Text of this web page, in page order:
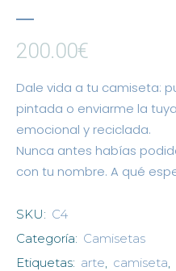
200.00€
Dale vida a tu camiseta:
pintada o enviarme la
emocional y reciclada.
Nunca antes habías
con tu nombre. A qué
SKU: C4
Categoría: Camisetas
Etiquetas: arte, camiseta,